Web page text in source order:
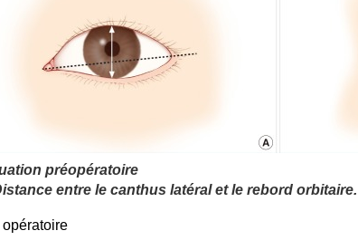
préopératoire
entre le canthus latéral et le rebord